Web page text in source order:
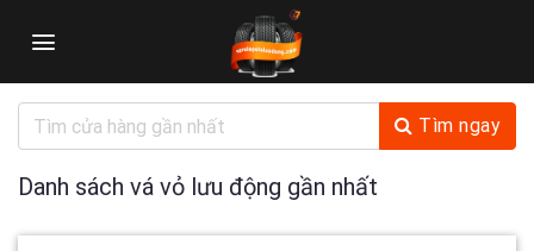
Tìm ngay
Danh sách vá vỏ lưu động gần nhất